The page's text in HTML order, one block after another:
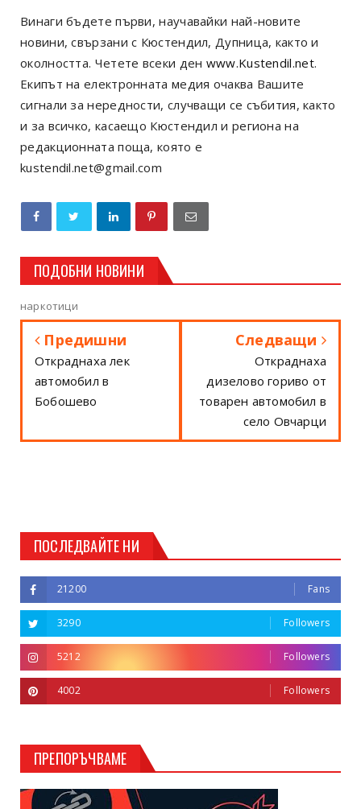
Винаги бъдете първи, научавайки най-новите
новини, свързани с Кюстендил, Дупница, както и
околността. Четете всеки ден www.Kustendil.net.
Екипът на електронната медия очаква Вашите
сигнали за нередности, случващи се събития, както
и за всичко, касаещо Кюстендил и региона на
редакционната поща, която е
kustendil.net@gmail.com
ПОДОБНИ НОВИНИ
наркотици
Предишни
Откраднаха лек
автомобил в
Бобошево
Следващи
Откраднаха
дизелово гориво от
товарен автомобил в
село Овчарци
ПОСЛЕДВАЙТЕ НИ
21200 Fans
3290 Followers
5212 Followers
4002 Followers
ПРЕПОРЪЧВАМЕ